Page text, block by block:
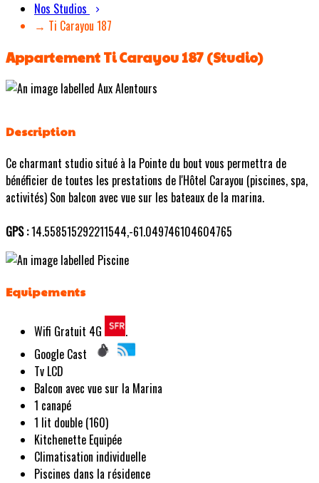
Nos Studios
→ Ti Carayou 187
Appartement Ti Carayou 187 (Studio)
Description
Ce charmant studio situé à la Pointe du bout vous permettra de
bénéficier de toutes les prestations de l'Hôtel Carayou (piscines, spa,
activités) Son balcon avec vue sur les bateaux de la marina.
GPS :14.558515292211544,-61.049746104604765
Equipements
Wifi Gratuit 4G
.
Google Cast
Tv LCD
Balcon avec vue sur la Marina
1 canapé
1 lit double (160)
Kitchenette Equipée
Climatisation individuelle
Piscines dans la résidence